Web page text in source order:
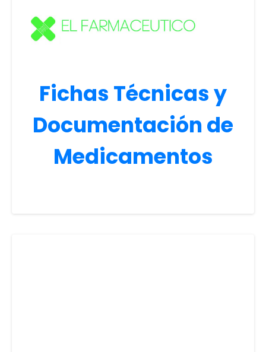
Fichas Técnicas y
Documentación de
Medicamentos